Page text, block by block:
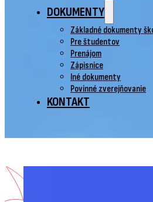
DOKUMENTY
Základné dokumenty
Pre študentov
Prenájom
Zápisnice
Iné dokumenty
Povinné zverejňovanie
KONTAKT